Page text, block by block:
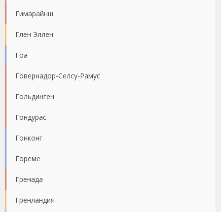
Гимарайнш
Глен Эллен
Гоа
Говернадор-Селсу-Рамус
Гольдинген
Гондурас
Гонконг
Гореме
Гренада
Гренландия